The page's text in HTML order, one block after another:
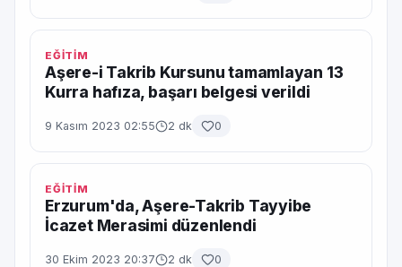
EĞİTİM
Aşere-i Takrib Kursunu tamamlayan 13
Kurra hafıza, başarı belgesi verildi
9 Kasım 2023 02:55 2 dk 0
EĞİTİM
Erzurum'da, Aşere-Takrib Tayyibe
İcazet Merasimi düzenlendi
30 Ekim 2023 20:37 2 dk 0